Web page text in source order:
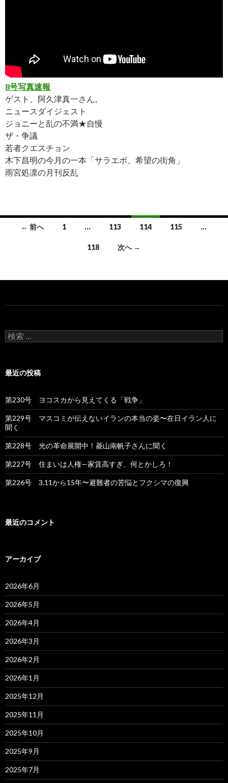
8号写真速報
ゲスト、阿久津真一さん。
ニュースダイジェスト
ジョニーと乱の不満★自慢
ザ・争議
若者クエスチョン
木下昌明の今月の一本「サラエボ、希望の街角」
雨宮処凛の月刊反乱
ナ
ー
ョ
← 前へ 1 … 113 114 115 …
118 次へ →
検
索
最近の投稿
第230号 ヨコスカから見えてくる「戦争」
第229号 マスコミが伝えないイランの本当の姿〜在日イラン人に
聞く
第228号 光の革命展開中！菱山南帆子さんに聞く
第227号 住まいは人権—家賃高すぎ、何とかしろ！
第226号 3.11から15年〜避難者の苦悩とフクシマの復興
最近のコメント
アーカイブ
2026年6月
2026年5月
2026年4月
2026年3月
2026年2月
2026年1月
2025年12月
2025年11月
2025年10月
2025年9月
2025年7月